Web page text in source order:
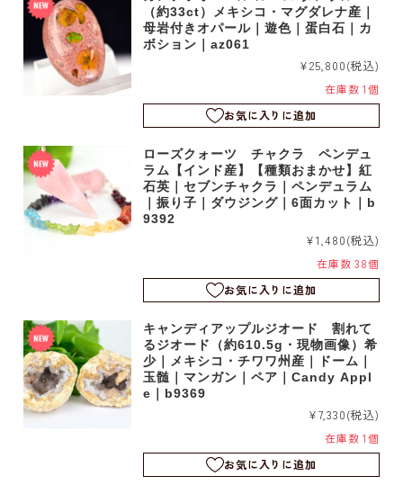
（約33ct）メキシコ・マグダレナ産｜
母岩付きオパール｜遊色｜蛋白石｜カ
ボション｜az061
¥25,800(税込)
在庫数 1個
お気に入りに追加
ローズクォーツ チャクラ ペンデュ
ラム【インド産】【種類おまかせ】紅
石英｜セブンチャクラ｜ペンデュラム
｜振り子｜ダウジング｜6面カット｜b
9392
¥1,480(税込)
在庫数 38個
お気に入りに追加
キャンディアップルジオード 割れて
るジオード（約610.5g・現物画像）希
少｜メキシコ・チワワ州産｜ドーム｜
玉髄｜マンガン｜ペア｜Candy Appl
e｜b9369
¥7,330(税込)
在庫数 1個
お気に入りに追加